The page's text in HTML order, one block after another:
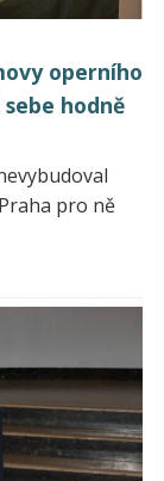
operního
hodně
pro ně